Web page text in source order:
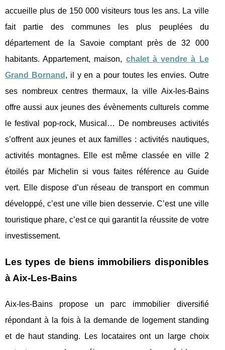
accueille plus de 150 000 visiteurs tous les ans. La ville
fait partie des communes les plus peuplées du
département de la Savoie comptant près de 32 000
habitants. Appartement, maison, chalet à vendre à Le
Grand Bornand , il y en a pour toutes les envies. Outre
ses nombreux centres thermaux, la ville Aix-les-Bains
offre aussi aux jeunes des évènements culturels comme
le festival pop-rock, Musical… De nombreuses activités
s’offrent aux jeunes et aux familles : activités nautiques,
activités montagnes. Elle est même classée en ville 2
étoilés par Michelin si vous faites référence au Guide
vert. Elle dispose d’un réseau de transport en commun
développé, c’est une ville bien desservie. C’est une ville
touristique phare, c’est ce qui garantit la réussite de votre
investissement.
Les types de biens immobiliers disponibles
à Aix-Les-Bains
Aix-les-Bains propose un parc immobilier diversifié
répondant à la fois à la demande de logement standing
et de haut standing. Les locataires ont un large choix